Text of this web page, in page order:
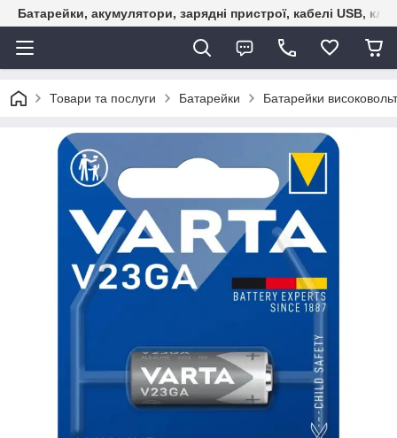
Батарейки, акумулятори, зарядні пристрої, кабелі USB,
Товари та послуги Батарейки Батарейки